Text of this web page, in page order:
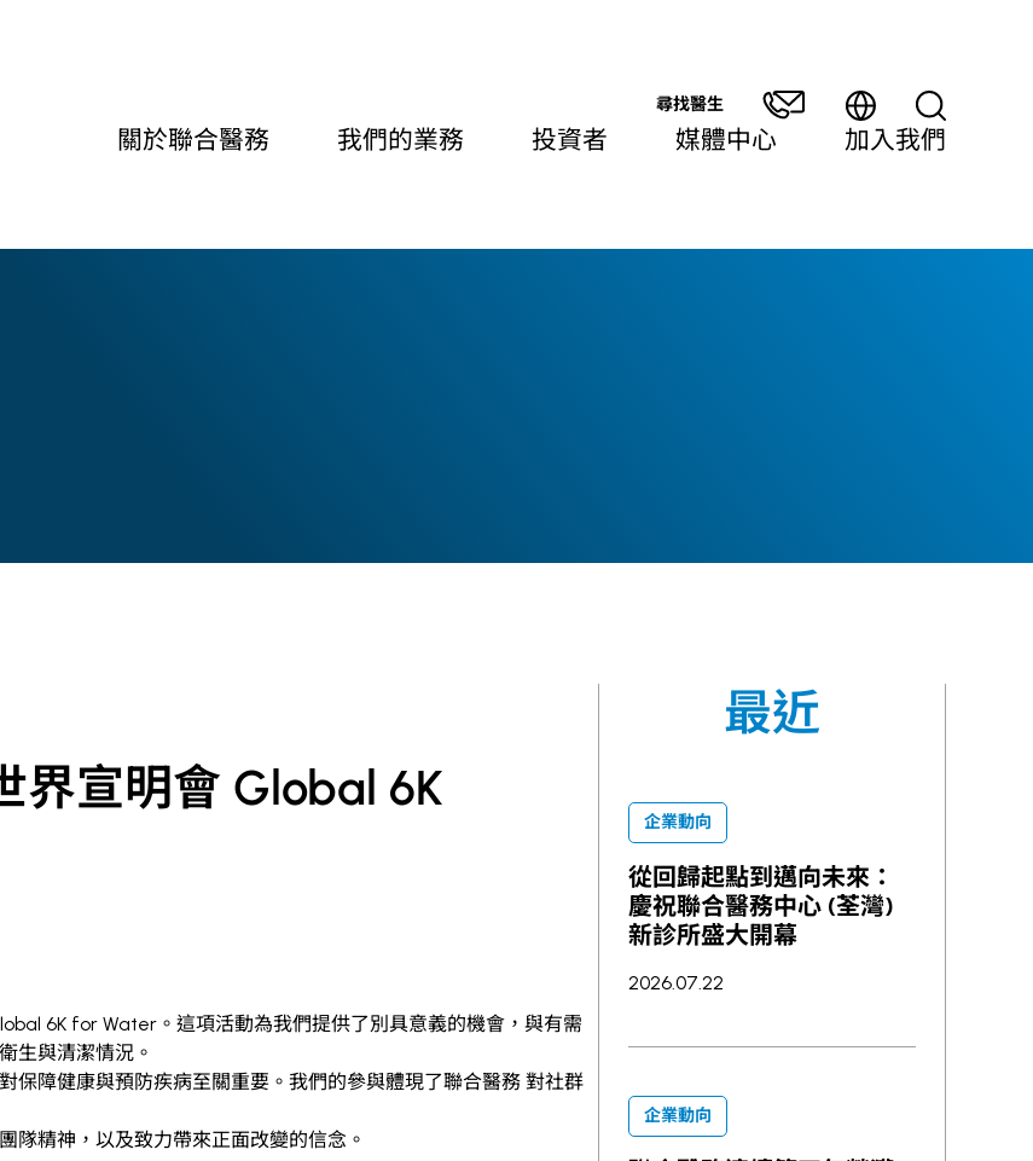
尋找醫生
關於聯合醫務 我們的業務 投資者 媒體中心 加入我們
界宣明會 Global 6K
6K for Water 。這項活動為我們提供了別具意義的機會，與有需
生與清潔情況。
保障健康與預防疾病至關重要。我們的參與體現了聯合醫務 對社群
隊精神，以及致力帶來正面改變的信念。
最近
企業動向
從回歸起點到邁向未來：
慶祝聯合醫務中心 (荃灣)
新診所盛大開幕
2026.07.22
企業動向